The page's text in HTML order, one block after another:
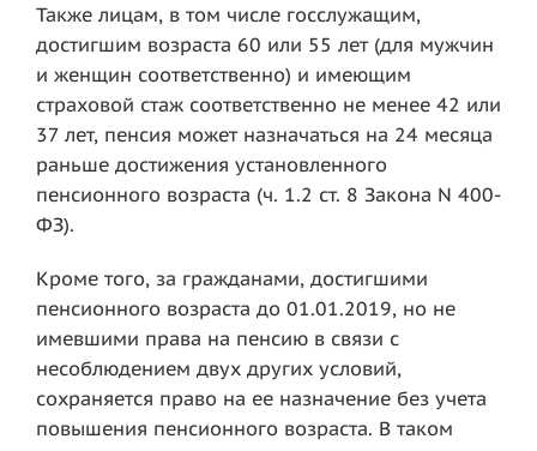
Также лицам, в том числе госслужащим,
достигшим возраста 60 или 55 лет (для мужчин
и женщин соответственно) и имеющим
страховой стаж соответственно не менее 42 или
37 лет, пенсия может назначаться на 24 месяца
раньше достижения установленного
пенсионного возраста (ч. 1.2 ст. 8 Закона N 400-
ФЗ).
Кроме того, за гражданами, достигшими
пенсионного возраста до 01.01.2019, но не
имевшими права на пенсию в связи с
несоблюдением двух других условий,
сохраняется право на ее назначение без учета
повышения пенсионного возраста. В таком